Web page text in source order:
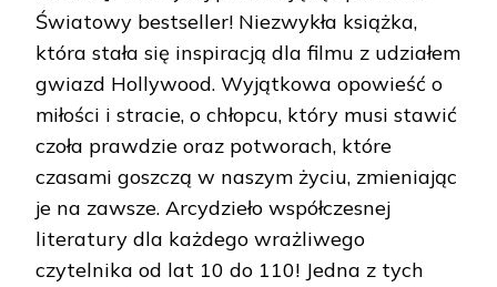
Światowy bestseller! Niezwykła książka,
która stała się inspiracją dla filmu z udziałem
gwiazd Hollywood. Wyjątkowa opowieść o
miłości i stracie, o chłopcu, który musi stawić
czoła prawdzie oraz potworach, które
czasami goszczą w naszym życiu, zmieniając
je na zawsze. Arcydzieło współczesnej
literatury dla każdego wrażliwego
czytelnika od lat 10 do 110! Jedna z tych